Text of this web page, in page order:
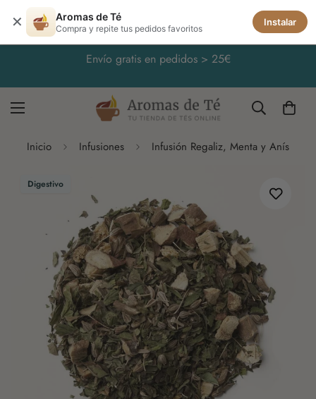
✕ Aromas de Té
Compra y repite tus pedidos favoritos
Instalar
🧊 El verano se bebe frío: infusiones para hacer
Inicio Infusiones Infusión Regaliz, Menta y Anís
Digestivo